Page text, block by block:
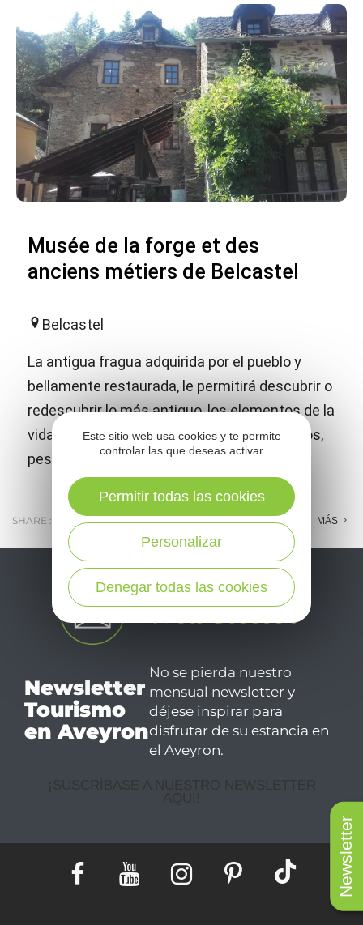
Newsletter
Musée de la forge et des
anciens métiers de Belcastel
Belcastel
La antigua fragua adquirida por el pueblo y
bellamente restaurada, le permitirá descubrir o
redescubrir lo más antiguo, los elementos de la
vida de antaño, los oficios de herrero, obreros,
pescadores, etc.
SHARE : E-MAIL MESSENGER FACEBOOK MÁS
Newsletter
Tourismo
en Aveyron
No se pierda nuestro
mensual newsletter y
déjese inspirar para
disfrutar de su estancia en
el Aveyron.
¡SUSCRÍBASE A NUESTRO NEWSLETTER
AQUÍ!
Este sitio web usa cookies y te permite
controlar las que deseas activar
Denegar todas las cookies
Personalizar
Permitir todas las cookies